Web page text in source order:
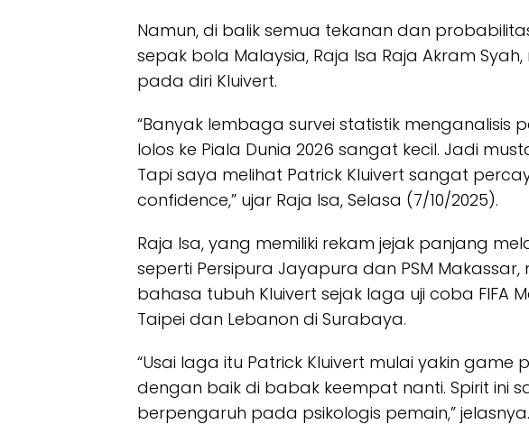
Namun, di balik semua tekanan dan
sepak bola Malaysia, Raja Isa Raja Akram
pada diri Kluivert.
“Banyak lembaga survei statistik menganalisis
lolos ke Piala Dunia 2026 sangat kecil. Jadi
Tapi saya melihat Patrick Kluivert sangat
confidence,” ujar Raja Isa, Selasa (7/10/2025).
Raja Isa, yang memiliki rekam jejak panjang
seperti Persipura Jayapura dan PSM
bahasa tubuh Kluivert sejak laga uji coba FIFA
Taipei dan Lebanon di Surabaya.
“Usai laga itu Patrick Kluivert mulai yakin game
dengan baik di babak keempat nanti. Spirit ini
berpengaruh pada psikologis pemain,” jelasnya.